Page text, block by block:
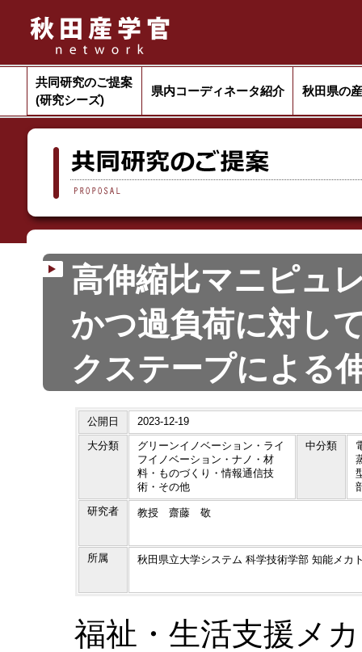
共同研究のご提案
(研究シーズ)
県内コーディネータ紹介 秋田県の
高伸縮比マニピュ
かつ過負荷に対し
クステープによる
公開日
2023-12-19
大分類
グリーンイノベーション・ライ
フイノベーション・ナノ・材
料・ものづくり・情報通信技
術・その他
中分類
研究者
教授 齋藤 敬
所属 秋田県立大学システム 科学技術学部 知能メカ
福祉・生活支援メ